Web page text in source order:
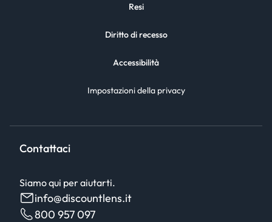
Resi
Diritto di recesso
Accessibilità
Impostazioni della privacy
Contattaci
Siamo qui per aiutarti.
info@discountlens.it
800 957 097